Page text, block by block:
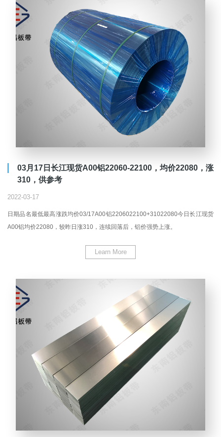
03月17日长江现货A00铝22060-22100，均价22080，涨
310，供参考
2022-03-17
日期品名最低最高涨跌均价03/17A00铝2206022100+31022080今日长江现货
A00铝均价22080，较昨日涨310，连续回落后，铝价强势上涨。
Learn More